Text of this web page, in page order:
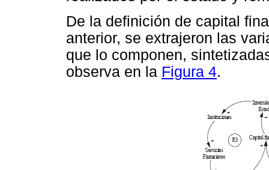
De la definición de capital
anterior, se extrajeron las
que lo componen,
observa en la Figura 4.